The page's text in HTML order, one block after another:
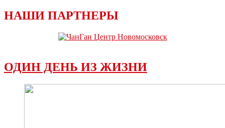
НАШИ ПАРТНЕРЫ
ОДИН ДЕНЬ ИЗ ЖИЗНИ